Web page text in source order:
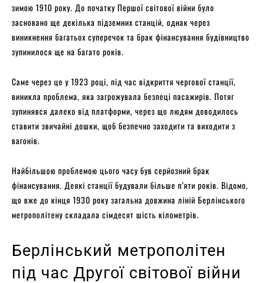
зимою 1910 року. До початку Першої світової війни було
засновано ще декілька підземних станцій, однак через
виникнення багатьох суперечок та брак фінансування будівництво
зупинилося ще на багато років.
Саме через це у 1923 році, під час відкриття чергової станції,
виникла проблема, яка загрожувала безпеці пасажирів. Потяг
зупинявся далеко від платформи, через що людям доводилось
ставити звичайні дошки, щоб безпечно заходити та виходити з
вагонів.
Найбільшою проблемою цього часу був серйозний брак
фінансування. Деякі станції будували більше п’яти років. Відомо,
що вже до кінця 1930 року загальна довжина ліній Берлінського
метрополітену складала сімдесят шість кілометрів.
Берлінський метрополітен
під час Другої світової війни